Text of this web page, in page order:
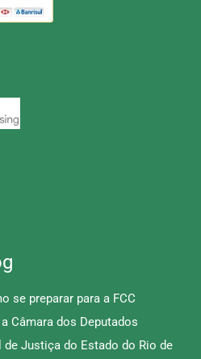
se preparar para a FCC
Câmara dos Deputados
de Justiça do Estado do Rio de